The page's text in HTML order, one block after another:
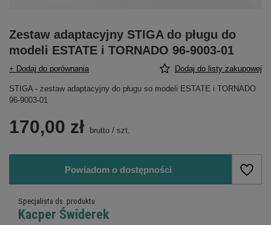
Zestaw adaptacyjny STIGA do pługu do
modeli ESTATE i TORNADO 96-9003-01
+ Dodaj do porównania Dodaj do listy zakupowej
STIGA - zestaw adaptacyjny do pługu so modeli ESTATE i TORNADO
96-9003-01
170,00 zł brutto / szt.
Powiadom o dostępności
Specjalista ds. produktu
Kacper Świderek